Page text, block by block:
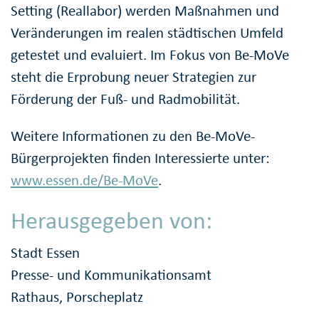
Setting (Reallabor) werden Maßnahmen und
Veränderungen im realen städtischen Umfeld
getestet und evaluiert. Im Fokus von Be-MoVe
steht die Erprobung neuer Strategien zur
Förderung der Fuß- und Radmobilität.
Weitere Informationen zu den Be-MoVe-
Bürgerprojekten finden Interessierte unter:
www.essen.de/Be-MoVe.
Herausgegeben von:
Stadt Essen
Presse- und Kommunikationsamt
Rathaus, Porscheplatz